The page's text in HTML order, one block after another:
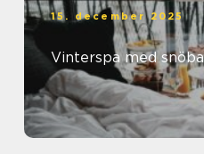
15. december 2025
Vinterspa med